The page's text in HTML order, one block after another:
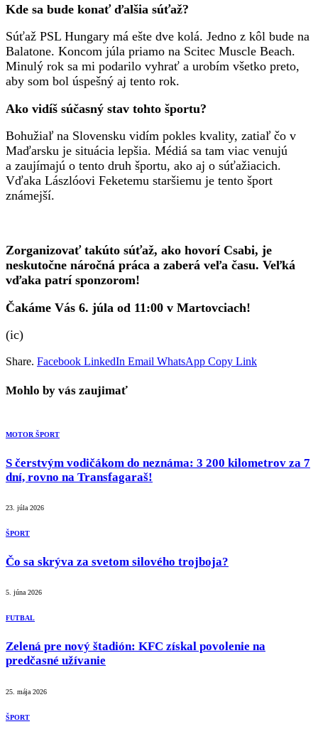
Kde sa bude konať ďalšia súťaž?
Súťaž PSL Hungary má ešte dve kolá. Jedno z kôl bude na
Balatone. Koncom júla priamo na Scitec Muscle Beach.
Minulý rok sa mi podarilo vyhrať a urobím všetko preto,
aby som bol úspešný aj tento rok.
Ako vidíš súčasný stav tohto športu?
Bohužiaľ na Slovensku vidím pokles kvality, zatiaľ čo v
Maďarsku je situácia lepšia. Médiá sa tam viac venujú
a zaujímajú o tento druh športu, ako aj o súťažiacich.
Vďaka Lászlóovi Feketemu staršiemu je tento šport
známejší.
Zorganizovať takúto súťaž, ako hovorí Csabi, je
neskutočne náročná práca a zaberá veľa času. Veľká
vďaka patrí sponzorom!
Čakáme Vás 6. júla od 11:00 v Martovciach!
(ic)
Share. Facebook LinkedIn Email WhatsApp Copy Link
Mohlo by vás zaujimať
MOTOR ŠPORT
S čerstvým vodičákom do neznáma: 3 200 kilometrov za 7
dní, rovno na Transfagaraš!
23. júla 2026
ŠPORT
Čo sa skrýva za svetom silového trojboja?
5. júna 2026
FUTBAL
Zelená pre nový štadión: KFC získal povolenie na
predčasné užívanie
25. mája 2026
ŠPORT